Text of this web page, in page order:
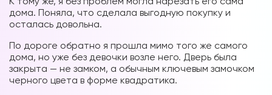
дома. Поняла, что сделала выгодную покупку и
осталась довольна.
По дороге обратно я прошла мимо того же самого
дома, но уже без девочки возле него. Дверь была
закрыта — не замком, а обычным ключевым замочком
черного цвета в форме квадратика.